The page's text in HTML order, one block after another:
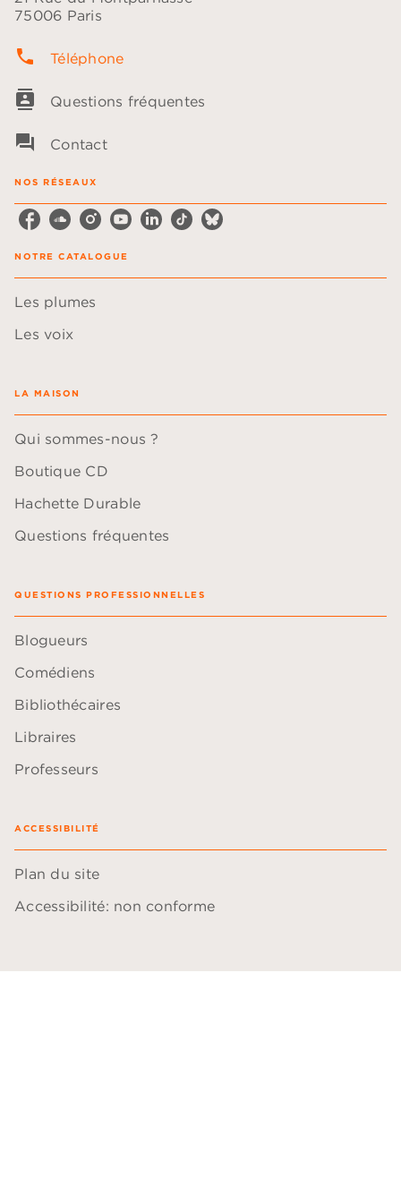
75006 Paris
phone Téléphone
contacts Questions fréquentes
question_answer Contact
NOS RÉSEAUX
NOTRE CATALOGUE
Les plumes
Les voix
LA MAISON
Qui sommes-nous ?
Boutique CD
Hachette Durable
Questions fréquentes
QUESTIONS PROFESSIONNELLES
Blogueurs
Comédiens
Bibliothécaires
Libraires
Professeurs
ACCESSIBILITÉ
Plan du site
Accessibilité: non conforme